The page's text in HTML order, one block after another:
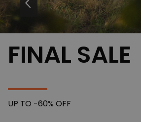
FINAL SALE
UP TO -60% OFF